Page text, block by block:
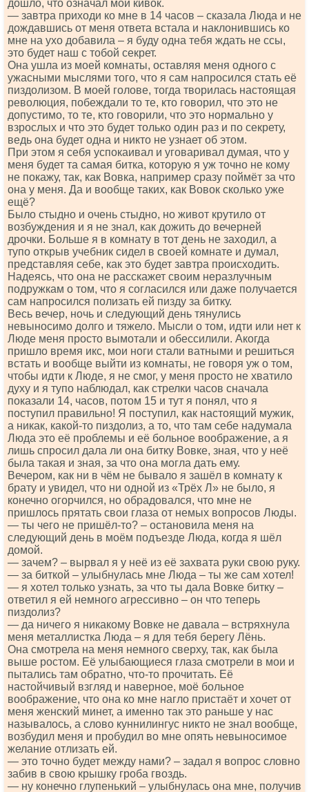
дошло, что означал мой кивок.
— завтра приходи ко мне в 14 часов – сказала Люда и не
дождавшись от меня ответа встала и наклонившись ко
мне на ухо добавила – я буду одна тебя ждать не ссы,
это будет наш с тобой секрет.
Она ушла из моей комнаты, оставляя меня одного с
ужасными мыслями того, что я сам напросился стать её
пиздолизом. В моей голове, тогда творилась настоящая
революция, побеждали то те, кто говорил, что это не
допустимо, то те, кто говорили, что это нормально у
взрослых и что это будет только один раз и по секрету,
ведь она будет одна и никто не узнает об этом.
При этом я себя успокаивал и уговаривал думая, что у
меня будет та самая битка, которую я уж точно не кому
не покажу, так, как Вовка, например сразу поймёт за что
она у меня. Да и вообще таких, как Вовок сколько уже
ещё?
Было стыдно и очень стыдно, но живот крутило от
возбуждения и я не знал, как дожить до вечерней
дрочки. Больше я в комнату в тот день не заходил, а
тупо открыв учебник сидел в своей комнате и думал,
представляя себе, как это будет завтра происходить.
Надеясь, что она не расскажет своим неразлучным
подружкам о том, что я согласился или даже получается
сам напросился полизать ей пизду за битку.
Весь вечер, ночь и следующий день тянулись
невыносимо долго и тяжело. Мысли о том, идти или нет к
Люде меня просто вымотали и обессилили. Акогда
пришло время икс, мои ноги стали ватными и решиться
встать и вообще выйти из комнаты, не говоря уж о том,
чтобы идти к Люде, я не смог, у меня просто не хватило
духу и я тупо наблюдал, как стрелки часов сначала
показали 14, часов, потом 15 и тут я понял, что я
поступил правильно! Я поступил, как настоящий мужик,
а никак, какой-то пиздолиз, а то, что там себе надумала
Люда это её проблемы и её больное воображение, а я
лишь спросил дала ли она битку Вовке, зная, что у неё
была такая и зная, за что она могла дать ему.
Вечером, как ни в чём не бывало я зашёл в комнату к
брату и увидел, что ни одной из «Трёх Л» не было, я
конечно огорчился, но обрадовался, что мне не
пришлось прятать свои глаза от немых вопросов Люды.
— ты чего не пришёл-то? – остановила меня на
следующий день в моём подъезде Люда, когда я шёл
домой.
— зачем? – вырвал я у неё из её захвата руки свою руку.
— за биткой – улыбнулась мне Люда – ты же сам хотел!
— я хотел только узнать, за что ты дала Вовке битку –
ответил я ей немного агрессивно – он что теперь
пиздолиз?
— да ничего я никакому Вовке не давала – встряхнула
меня металлистка Люда – я для тебя берегу Лёнь.
Она смотрела на меня немного сверху, так, как была
выше ростом. Её улыбающиеся глаза смотрели в мои и
пытались там обратно, что-то прочитать. Её
настойчивый взгляд и наверное, моё больное
воображение, что она ко мне нагло пристаёт и хочет от
меня женский минет, а именно так это раньше у нас
называлось, а слово куннилингус никто не знал вообще,
возбудил меня и пробудил во мне опять невыносимое
желание отлизать ей.
— это точно будет между нами? – задал я вопрос словно
забив в свою крышку гроба гвоздь.
— ну конечно глупенький – улыбнулась она мне, получив